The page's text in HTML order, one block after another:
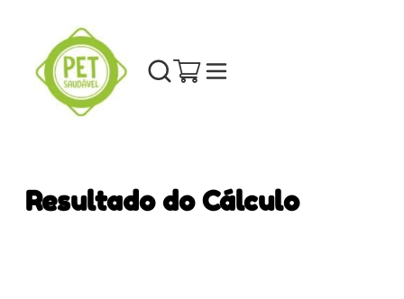
Resultado do Cálculo